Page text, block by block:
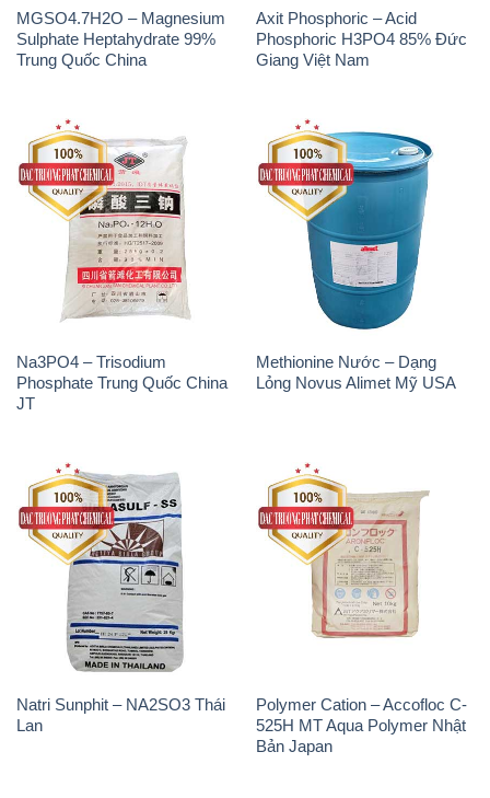
MGSO4.7H2O – Magnesium
Sulphate Heptahydrate 99%
Trung Quốc China
Axit Phosphoric – Acid
Phosphoric H3PO4 85% Đức
Giang Việt Nam
Na3PO4 – Trisodium
Phosphate Trung Quốc China
JT
Methionine Nước – Dạng
Lỏng Novus Alimet Mỹ USA
Natri Sunphit – NA2SO3 Thái
Lan
Polymer Cation – Accofloc C-
525H MT Aqua Polymer Nhật
Bản Japan